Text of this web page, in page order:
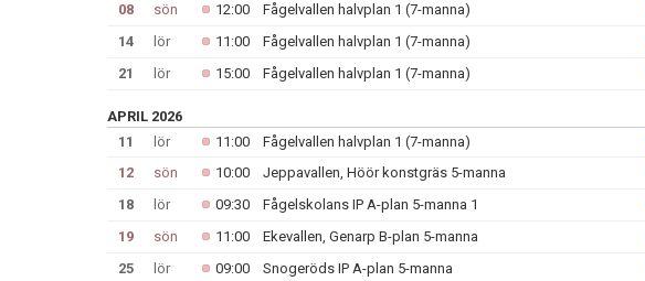
08
sön 12:00 Fågelvallen halvplan 1 (7-manna)
14
lör 11:00 Fågelvallen halvplan 1 (7-manna)
21
lör 15:00 Fågelvallen halvplan 1 (7-manna)
APRIL 2026
11
lör 11:00 Fågelvallen halvplan 1 (7-manna)
12
sön 10:00 Jeppavallen, Höör konstgräs 5-manna
18
lör 09:30 Fågelskolans IP A-plan 5-manna 1
19
sön 11:00 Ekevallen, Genarp B-plan 5-manna
25
lör 09:00 Snogeröds IP A-plan 5-manna